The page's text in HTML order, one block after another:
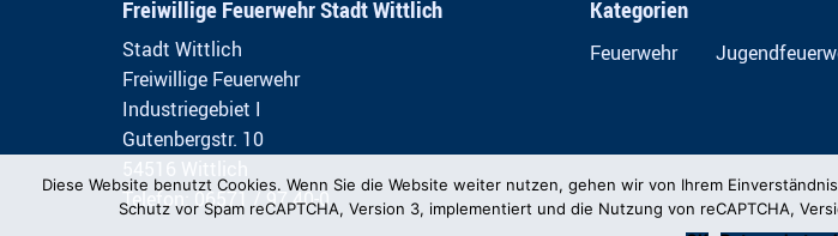
Freiwillige Feuerwehr Stadt Wittlich
Stadt Wittlich
Freiwillige Feuerwehr
Industriegebiet I
Gutenbergstr. 10
Telefon: 06571 / 97 40-0
Kategorien
Feuerwehr
Diese Website benutzt Cookies. Wenn Sie die Website weiter nutzen, gehen wir von Ihrem
Schutz vor Spam reCAPTCHA, Version 3, implementiert und die Nutzung von reCAPTCHA,